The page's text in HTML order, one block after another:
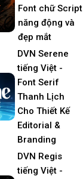
Font chữ Script
năng động và
đẹp mắt
DVN Serene
tiếng Việt -
Font Serif
Thanh Lịch
Cho Thiết Kế
Editorial &
Branding
DVN Regis
tiếng Việt -